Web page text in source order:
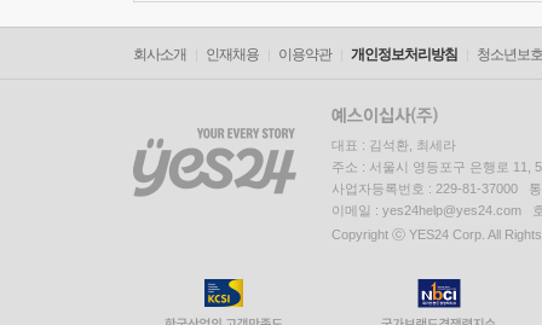
회사소개 인재채용 이용약관 개인정보처리방침 청소년보
대표 : 김석환, 최세라
주소 : 서울시 영등포구 은행로 11,
사업자등록번호 : 229-81-37000
이메일 : yes24help@yes24.com
Copyright ⓒ YES24 Corp. All